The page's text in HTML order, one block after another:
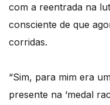
com a reentrada na
consciente de que
corridas.
“Sim, para mim era
presente na ‘medal